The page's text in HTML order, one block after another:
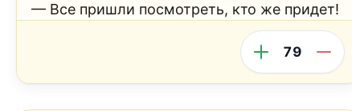
— Все пришли посмотреть, кто же придет!
79